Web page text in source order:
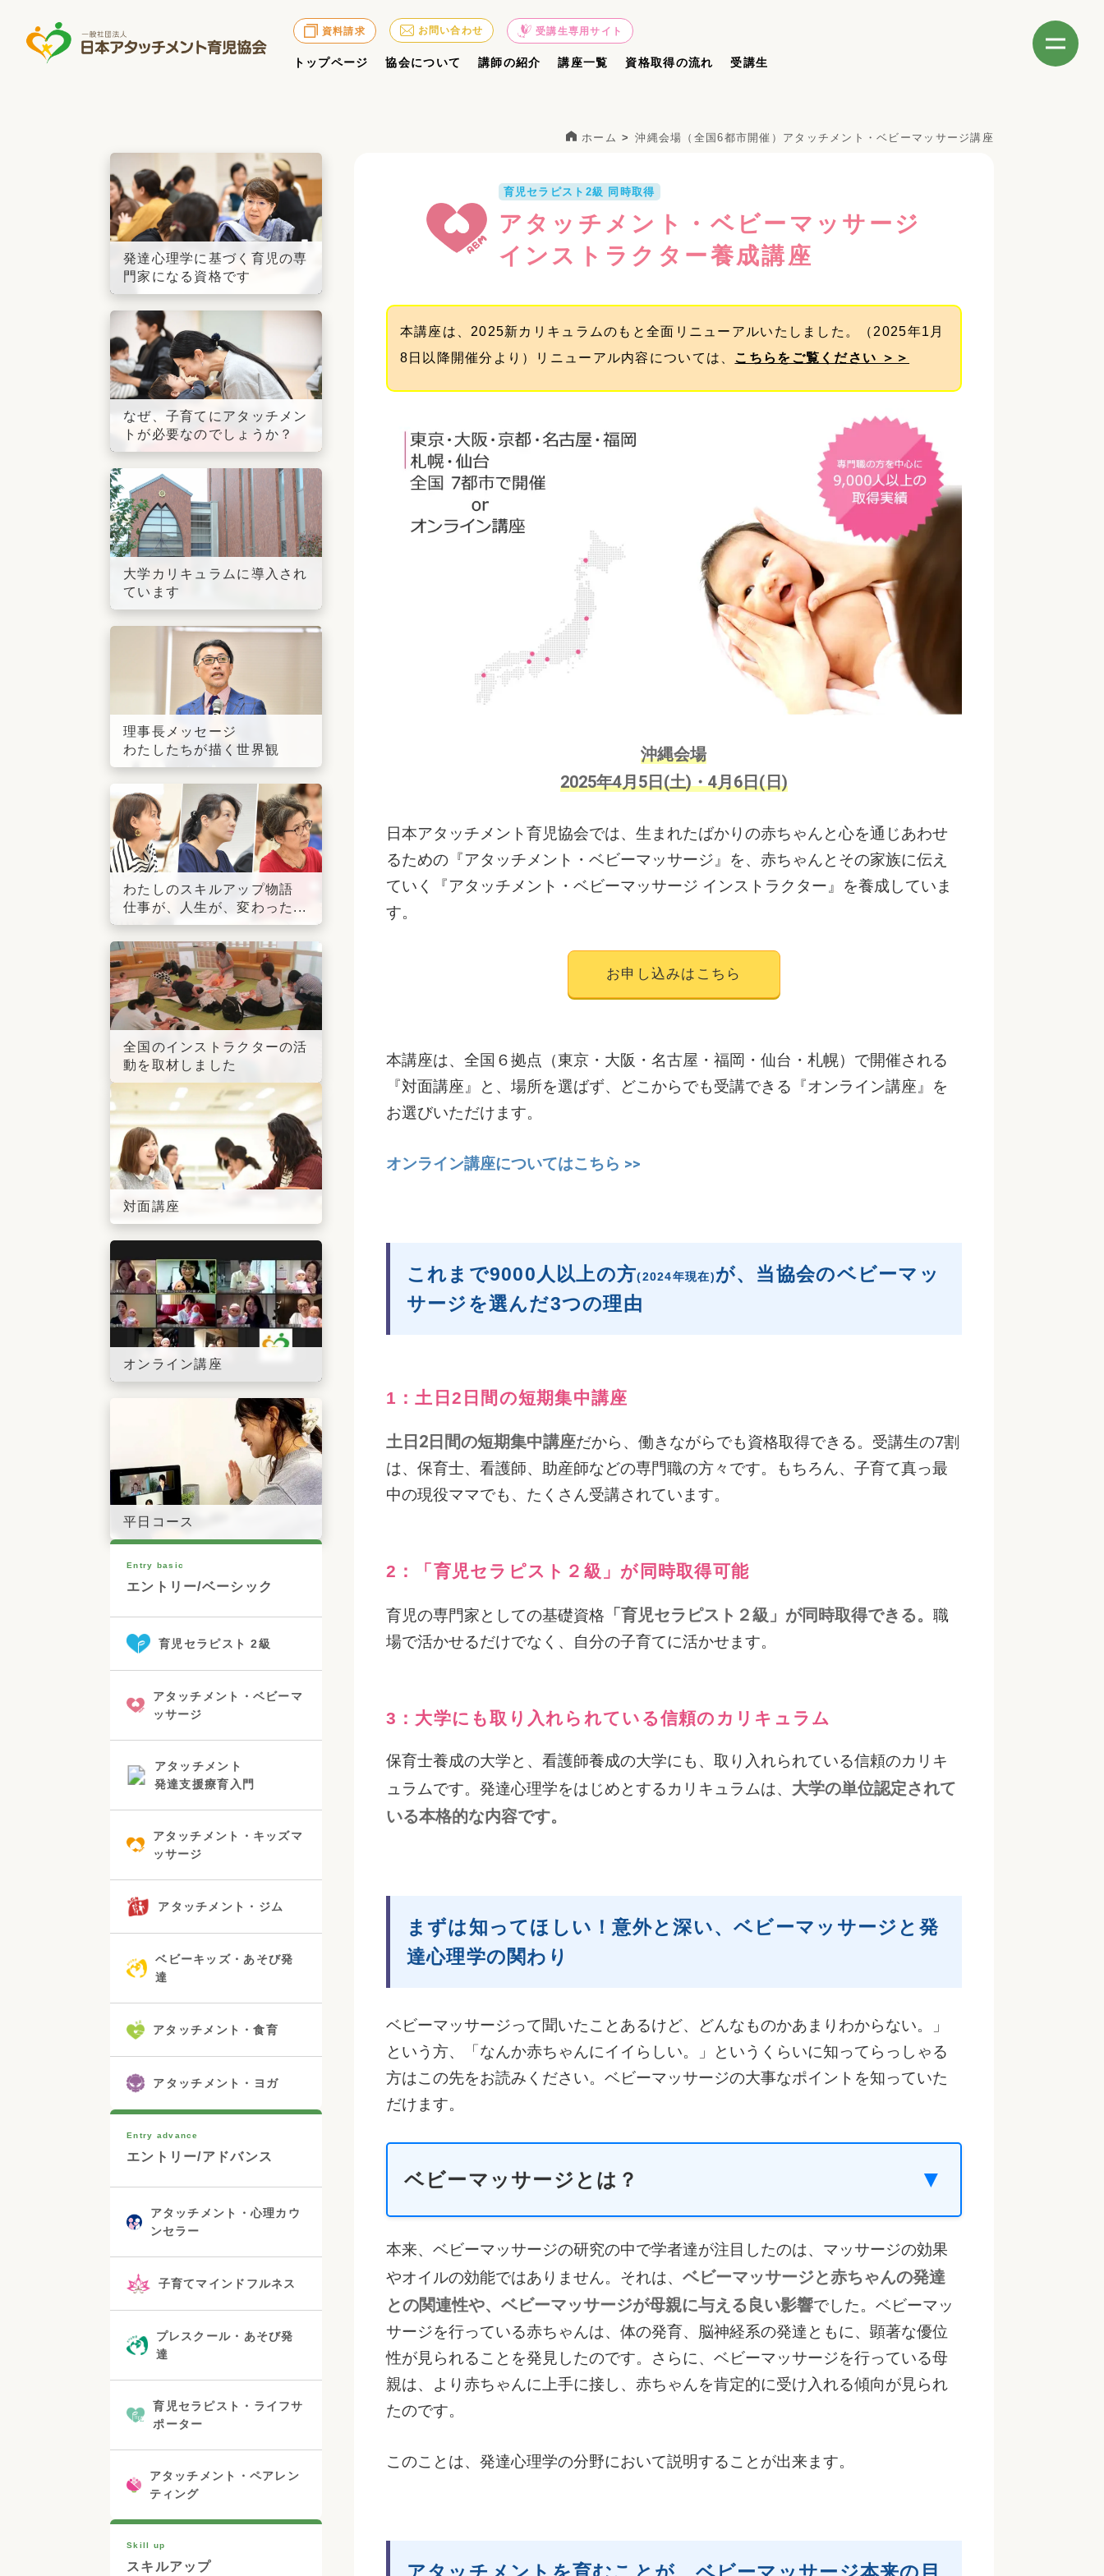
資料請求 お問い合わせ 受講生専用サイト
トップページ 協会について 講師の紹介 講座一覧 資格取得の流れ 受講生
ホーム 沖縄会場（全国6都市開催）アタッチメント・ベビーマッサージ講座
育児セラピスト2級 同時取得
アタッチメント・ベビーマッサージ
インストラクター養成講座
本講座は、2025新カリキュラムのもと全面リニューアルいたしました。（2025年1月
8日以降開催分より）リニューアル内容については、 こちらをご覧ください ＞＞
沖縄会場
2025年4月5日(土)・4月6日(日)
日本アタッチメント育児協会では、生まれたばかりの赤ちゃんと心を通じあわせ
るための『アタッチメント・ベビーマッサージ』を、赤ちゃんとその家族に伝え
ていく『アタッチメント・ベビーマッサージ インストラクター』を養成していま
す。
お申し込みはこちら
本講座は、全国６拠点（東京・大阪・名古屋・福岡・仙台・札幌）で開催される
『対面講座』と、場所を選ばず、どこからでも受講できる『オンライン講座』を
お選びいただけます。
オンライン講座についてはこちら >>
これまで9000人以上の方(2024年現在) が、当協会のベビーマッ
サージを選んだ3つの理由
1：土日2日間の短期集中講座
土日2日間の短期集中講座だから、働きながらでも資格取得できる。受講生の7割
は、保育士、看護師、助産師などの専門職の方々です。もちろん、子育て真っ最
中の現役ママでも、たくさん受講されています。
2：「育児セラピスト２級」が同時取得可能
育児の専門家としての基礎資格 「育児セラピスト２級」が同時取得できる。職
場で活かせるだけでなく、自分の子育てに活かせます。
3：大学にも取り入れられている信頼のカリキュラム
保育士養成の大学と、看護師養成の大学にも、取り入れられている信頼のカリキ
ュラムです。発達心理学をはじめとするカリキュラムは、 大学の単位認定されて
いる本格的な内容です。
まずは知ってほしい！意外と深い、ベビーマッサージと発
達心理学の関わり
ベビーマッサージって聞いたことあるけど、どんなものかあまりわからない。」
という方、「なんか赤ちゃんにイイらしい。」というくらいに知ってらっしゃる
方はこの先をお読みください。ベビーマッサージの大事なポイントを知っていた
だけます。
ベビーマッサージとは？
本来、ベビーマッサージの研究の中で学者達が注目したのは、マッサージの効果
やオイルの効能ではありません。それは、ベビーマッサージと赤ちゃんの発達
との関連性や、ベビーマッサージが母親に与える良い影響でした。ベビーマッ
サージを行っている赤ちゃんは、体の発育、脳神経系の発達ともに、顕著な優位
性が見られることを発見したのです。さらに、ベビーマッサージを行っている母
親は、より赤ちゃんに上手に接し、赤ちゃんを肯定的に受け入れる傾向が見られ
たのです。
このことは、発達心理学の分野において説明することが出来ます。
発達心理学に基づく育児の専
門家になる資格です
なぜ、子育てにアタッチメン
トが必要なのでしょうか？
大学カリキュラムに導入され
ています
理事長メッセージ
わたしたちが描く世界観
わたしのスキルアップ物語
仕事が、人生が、変わった...
全国のインストラクターの活
動を取材しました
対面講座
オンライン講座
平日コース
Entry basic
エントリー/ベーシック
育児セラピスト 2級
アタッチメント・ベビーマ
ッサージ
アタッチメント
発達支援療育入門
アタッチメント・キッズマ
ッサージ
アタッチメント・ジム
ベビーキッズ・あそび発
達
アタッチメント・食育
アタッチメント・ヨガ
Entry advance
エントリー/アドバンス
アタッチメント・心理カウ
ンセラー
子育てマインドフルネス
プレスクール・あそび発
達
育児セラピスト・ライフサ
ポーター
アタッチメント・ペアレン
ティング
Skill up
スキルアップ